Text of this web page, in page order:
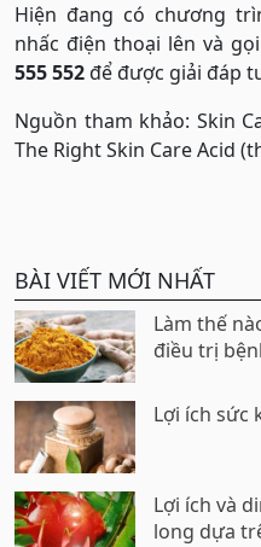
Hiện đang có chương
nhấc điện thoại lên và
555 552để được giải đáp
Nguồn tham khảo: Skin
The Right Skin Care Acid
BÀI VIẾT MỚI NHẤT
Làm thế
điều trị
Lợi ích sức
Lợi ích và
long dựa